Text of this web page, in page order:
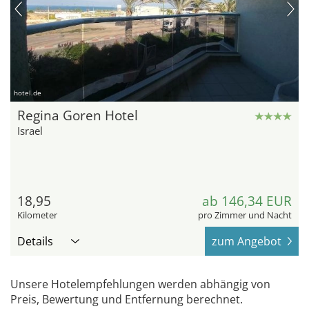
hotel.de
Regina Goren Hotel
Israel
18,95
Kilometer
ab 146,34 EUR
pro Zimmer und Nacht
Details zum Angebot
Unsere Hotelempfehlungen werden abhängig von
Preis, Bewertung und Entfernung berechnet.